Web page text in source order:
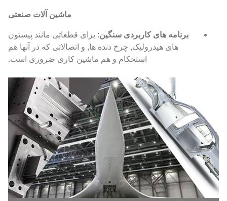
ماشین آلات صنعتی
برنامه های کاربردی سنگین: برای قطعاتی مانند پیستون
های هیدرولیک, چرخ دنده ها, و اتصالاتی که در آنها هم
استحکام و هم ماشین کاری ضروری است.